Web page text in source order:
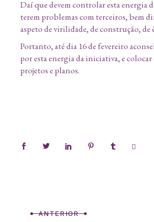
Daí que devem controlar esta energia
terem problemas com terceiros, bem
aspeto de virilidade, de construção, de
Portanto, até dia 16 de fevereiro
por esta energia da iniciativa, e
projetos e planos.
ANTERIOR